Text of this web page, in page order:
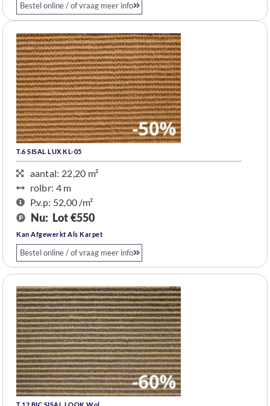
Bestel online / of vraag meer info
T.6 SISAL LUX KL-05
aantal: 22,20 m²
rolbr: 4 m​
P.v.p: 52,00 /m²
Nu: Lot €550
Kan Afgewerkt Als Karpet
Bestel online / of vraag meer info